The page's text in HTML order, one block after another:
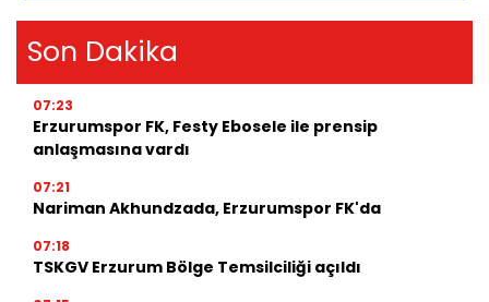
Son Dakika
07:23
Erzurumspor FK, Festy Ebosele ile prensip
anlaşmasına vardı
07:21
Nariman Akhundzada, Erzurumspor FK'da
07:18
TSKGV Erzurum Bölge Temsilciliği açıldı